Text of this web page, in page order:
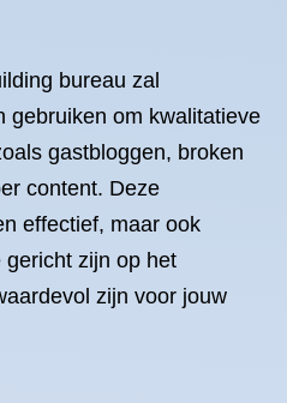
bureau zal
gebruiken om kwalitatieve
gastbloggen, broken
content. Deze
effectief, maar ook
gericht zijn op het
zijn voor jouw